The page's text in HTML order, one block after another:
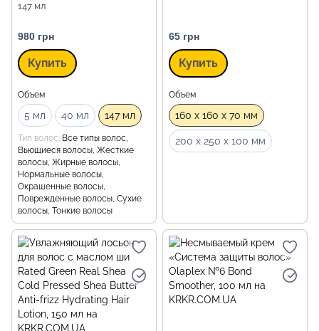
147 мл
980 грн
Купить
Объем
5 мл 40 мл 147 мл
Тип волос Все типы волос,
Вьющиеся волосы, Жесткие
волосы, Жирные волосы,
Нормальные волосы,
Окрашенные волосы,
Поврежденные волосы, Сухие
волосы, Тонкие волосы
65 грн
Купить
Объем
160 x 160 x 70 мм
200 x 250 x 100 мм